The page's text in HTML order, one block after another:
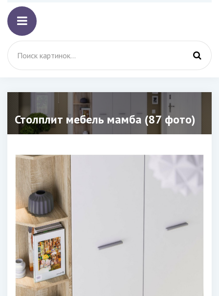
Столплит мебель мамба (87 фото)